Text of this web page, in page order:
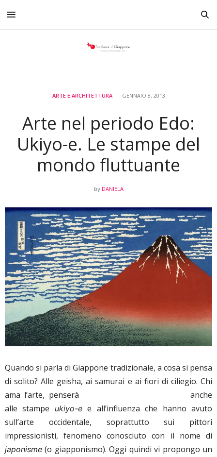
ARTE E ARCHITETTURA GENNAIO 8, 2013
Arte nel periodo Edo:
Ukiyo-e. Le stampe del
mondo fluttuante
by DANIELA
Quando si parla di Giappone tradizionale, a cosa si pensa
di solito? Alle geisha, ai samurai e ai fiori di ciliegio. Chi
ama l’arte, penserà
anche
alle stampe
ukiyo-ee all’influenza che hanno avuto
sull’arte occidentale, soprattutto sui pittori
impressionisti, fenomeno conosciuto con il nome di
japonisme (o giapponismo). Oggi quindi vi propongo un